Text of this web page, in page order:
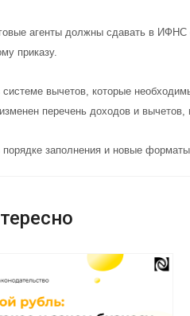
агенты должны сдавать в
приказу.
системе вычетов, которые
перечень доходов и
порядке заполнения и новые